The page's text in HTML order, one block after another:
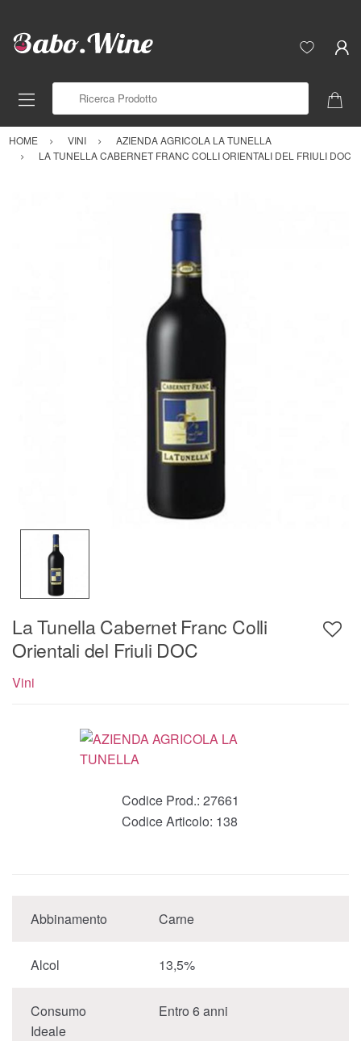
HOME VINI
AZIENDA AGRICOLA LA TUNELLA
LA TUNELLA CABERNET FRANC COLLI ORIENTALI DEL FRIULI DOC
La Tunella Cabernet Franc Colli
Orientali del Friuli DOC
Vini
Codice Prod.: 27661
Codice Articolo: 138
Abbinamento Carne
Alcol 13,5%
Consumo
Ideale
Entro 6 anni